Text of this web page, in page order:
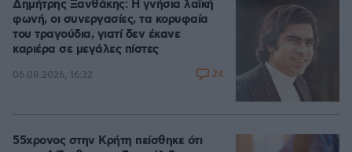
Δημήτρης Ξανθάκης: Η γνήσια λαϊκή
φωνή, οι συνεργασίες, τα κορυφαία
του τραγούδια, γιατί δεν έκανε
καριέρα σε μεγάλες πίστες
06.08.2026, 16:32 24
55χρονος στην Κρήτη πείσθηκε ότι